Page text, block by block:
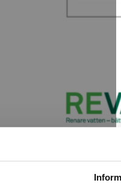
Silver in Sportswear